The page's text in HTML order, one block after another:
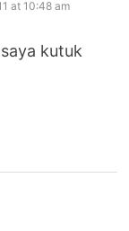
at 10:48 am
kutuk